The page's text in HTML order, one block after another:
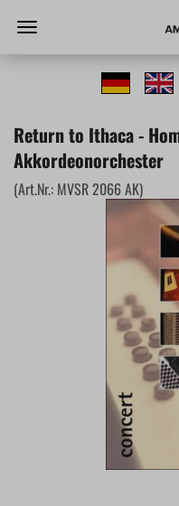
Return to Ithaca -
Akkordeonorchester
(Art.Nr.: MVSR 2066 AK)